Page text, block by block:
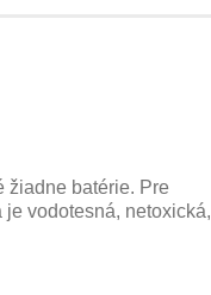
žiadne batérie. Pre
vodotesná, netoxická,